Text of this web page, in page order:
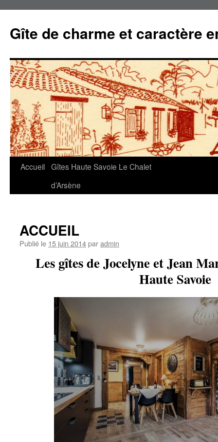
Gîte de charme et caractère
Aller
Accueil Gîtes Haute Savoie Le Chalet
d’Arsène
ACCUEIL
Publié le 15 juin 2014paradmin
Les gîtes de Jocelyne et Jean
Haute Savoie